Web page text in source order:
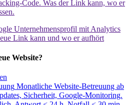
Code. Was der Link kann, wo er
Unternehmensprofil mit Analytics
Link kann und wo er aufhört
Website?
Monatliche Website-Betreuung ab
Sicherheit, Google-Monitoring.